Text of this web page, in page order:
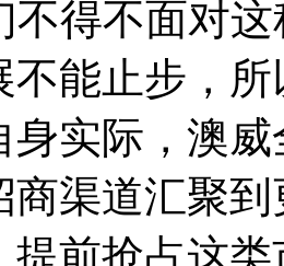
得不面对这
不能止步，
身实际，澳
商渠道汇聚
提前抢占这